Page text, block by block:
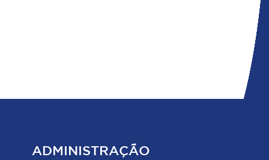
ADMINISTRAÇÃO